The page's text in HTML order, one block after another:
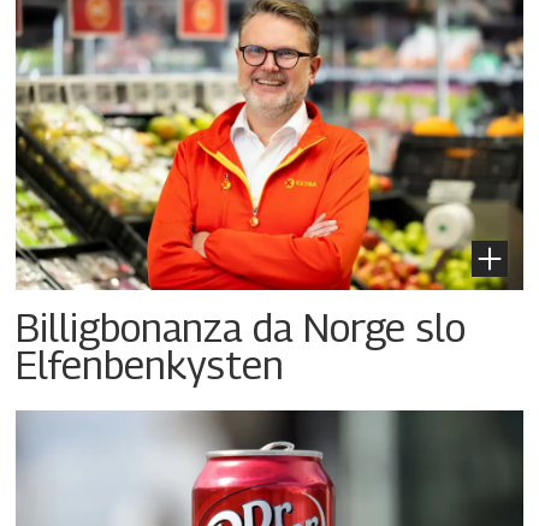
Billigbonanza da Norge slo
Elfenbenkysten